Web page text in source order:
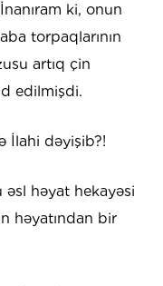
ki, onun
torpaqlarının
artıq çin
edilmişdi.
İlahi dəyişib?!
əsl həyat hekayəsi
həyatından bir